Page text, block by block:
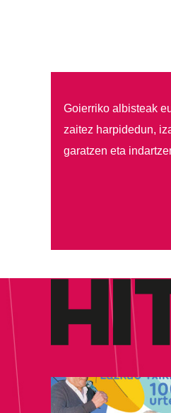
Goierriko albisteak
zaitez harpidedun,
garatzen eta